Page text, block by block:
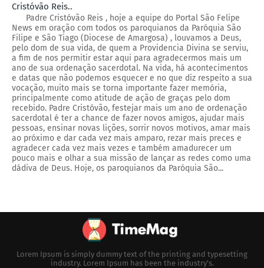
Cristóvão Reis..
Padre Cristóvão Reis , hoje a equipe do Portal São Felipe
News em oração com todos os paroquianos da Paróquia São
Filipe e São Tiago (Diocese de Amargosa) , louvamos a Deus,
pelo dom de sua vida, de quem a Providencia Divina se serviu,
a fim de nos permitir estar aqui para agradecermos mais um
ano de sua ordenação sacerdotal. Na vida, há acontecimentos
e datas que não podemos esquecer e no que diz respeito a sua
vocação, muito mais se torna importante fazer memória,
principalmente como atitude de ação de graças pelo dom
recebido. Padre Cristóvão, festejar mais um ano de ordenação
sacerdotal é ter a chance de fazer novos amigos, ajudar mais
pessoas, ensinar novas lições, sorrir novos motivos, amar mais
ao próximo e dar cada vez mais amparo, rezar mais preces e
agradecer cada vez mais vezes e também amadurecer um
pouco mais e olhar a sua missão de lançar as redes como uma
dádiva de Deus. Hoje, os paroquianos da Paróquia São...
Lorem Ipsum is simply dummy text of the printing and typesetting
industry. Lorem Ipsum has been the industry's.